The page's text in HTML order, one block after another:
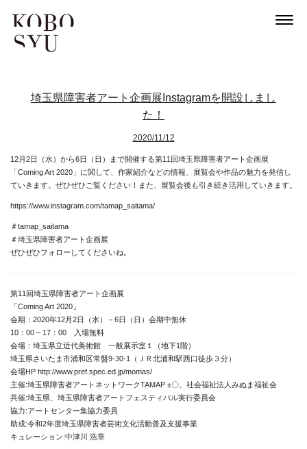
埼玉県障害者アート企画展Instagramを開設しまし
た！
2020/11/12
12月2日（水）から6日（日）まで開催する第11回埼玉県障害者アート企画展
「Coming Art 2020」に関して、作家紹介などの情報、展覧会や作品の魅力を発信し
ていきます。ぜひぜひご覧ください！また、展覧会後も引き続き活用していきます。
https://www.instagram.com/tamap_saitama/
＃tamap_saitama
＃埼玉県障害者アート企画展
ぜひぜひフォローしてくださいね。
第11回埼玉県障害者アート企画展
「Coming Art 2020」
会期：2020年12月2日（水）－6日（日）会期中無休
10：00 – 17：00 入場無料
会場：埼玉県立近代美術館 一般展示室１（地下1階）
埼玉県さいたま市浦和区常盤9-30-1（ＪＲ北浦和駅西口徒歩３分）
会場HP http://www.pref.spec.ed.jp/momas/
主催:埼玉県障害者アートネットワークTAMAP ±〇、社会福祉法人みぬま福祉会
共催:埼玉県、埼玉県障害者アートフェスティバル実行委員会
協力:アートセンター集協力委員
助成:令和2年度埼玉県障害者芸術文化活動普及支援事業
キュレーション:中津川 浩章